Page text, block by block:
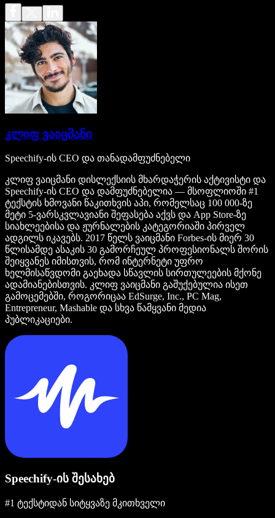
კლიფ ვაიცმანი
Speechify-ის CEO და თანადამფუძნებელი
კლიფ ვაიცმანი დისლექსიის მხარდაჭერის აქტივისტი და
Speechify-ის CEO და დამფუძნებელია — მსოფლიოში #1
ტექსტის ხმოვანი წაკითხვის აპი, რომელსაც 100 000-ზე
მეტი 5-ვარსკვლავიანი შეფასება აქვს და App Store-ზე
სიახლეებისა და ჟურნალების კატეგორიაში პირველ
ადგილს იკავებს. 2017 წელს ვაიცმანი Forbes-ის მიერ 30
წლისამდე ასაკის 30 გამორჩეულ პროფესიონალს შორის
შეიყვანეს იმისთვის, რომ ინტერნეტი უფრო
ხელმისაწვდომი გაეხადა სწავლის სირთულეების მქონე
ადამიანებისთვის. კლიფ ვაიცმანი გაშუქებულია ისეთ
გამოცემებში, როგორიცაა EdSurge, Inc., PC Mag,
Entrepreneur, Mashable და სხვა წამყვანი მედია
პუბლიკაციები.
Speechify-ის შესახებ
#1 ტექსტიდან სიტყვაზე მკითხველი